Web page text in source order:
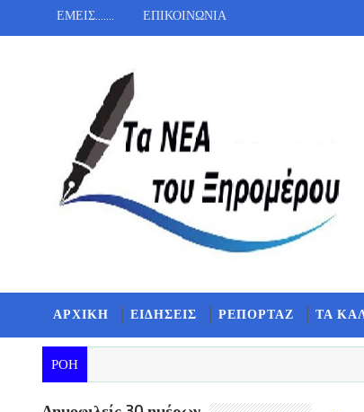
ΕΜΕΙΣ....... ΕΠΙΚΟΙΝΩΝΙΑ
ΑΡΧΙΚΗ ΕΙΔΗΣΕΙΣ ΡΕΠΟΡΤΑΖ ΤΑ
ΡΟΗ